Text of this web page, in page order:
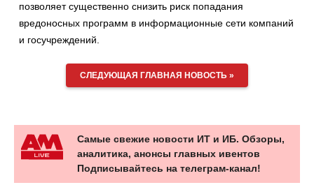
позволяет существенно снизить риск попадания
вредоносных программ в информационные сети компаний
и госучреждений.
СЛЕДУЮЩАЯ ГЛАВНАЯ НОВОСТЬ »
Самые свежие новости ИТ и ИБ. Обзоры,
аналитика, анонсы главных ивентов
Подписывайтесь на телеграм-канал!